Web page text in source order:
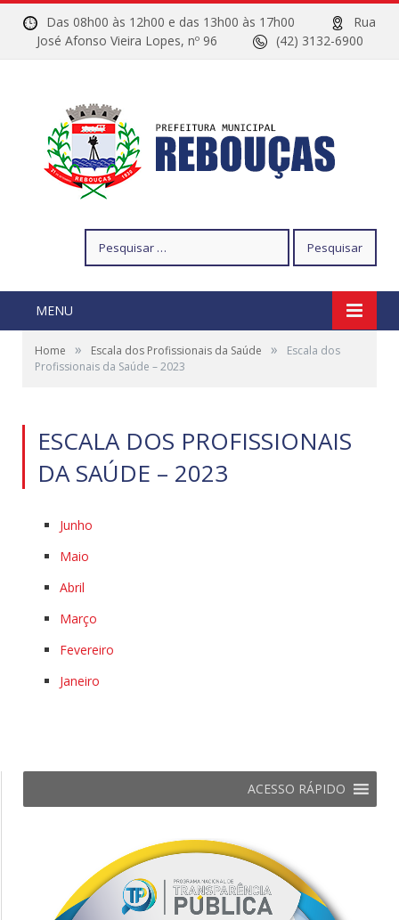
Das 08h00 às 12h00 e das 13h00 às 17h00
Rua
José Afonso Vieira Lopes, nº 96
(42) 3132-6900
por:
MENU
Home » Escala dos Profissionais da Saúde »
Escala dos
Profissionais da Saúde – 2023
ESCALA DOS PROFISSIONAIS
DA SAÚDE – 2023
Junho
Maio
Abril
Março
Fevereiro
Janeiro
ACESSO RÁPIDO